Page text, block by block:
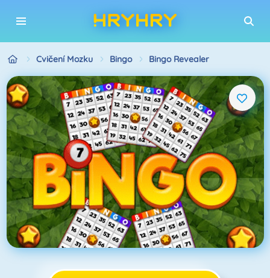
Cvičení Mozku Bingo Bingo Revealer